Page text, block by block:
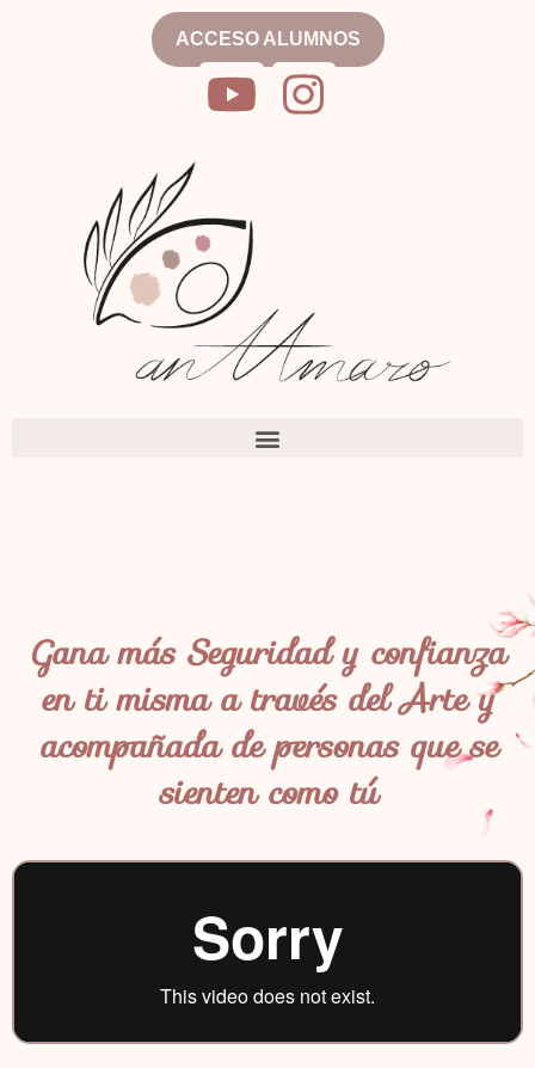
ACCESO ALUMNOS
Gana más Seguridad y confianza
en ti misma a través del Arte y
acompañada de personas que se
sienten como tú